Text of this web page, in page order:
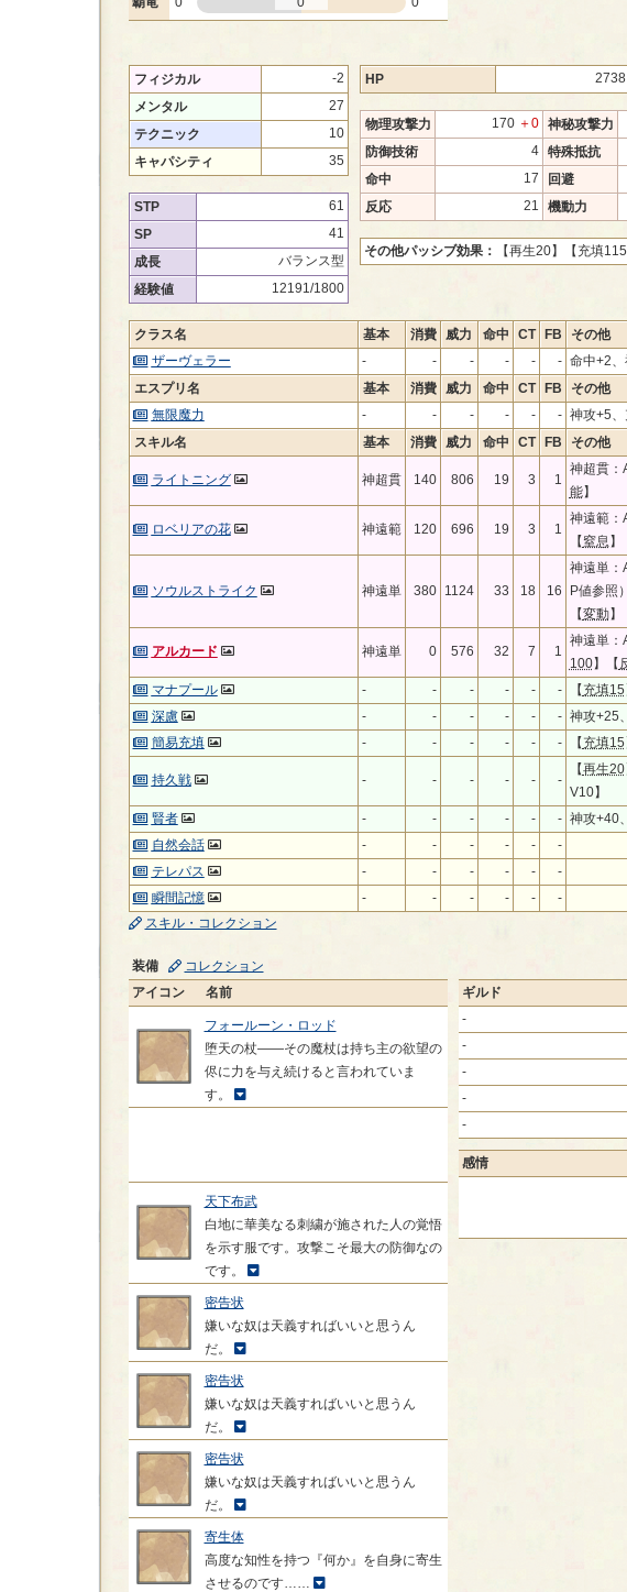
フィジカル
-2
メンタル
27
テクニック
10
キャパシティ
35
STP
61
SP
41
成長
バランス型
経験値
12191/1800
HP 2738
物理攻撃力 170 ＋0 神秘攻撃力
防御技術
4 特殊抵抗
命中
17 回避
反応
21 機動力
その他パッシブ効果： 【再生20】 【充填115
クラス名 基本 消費 威力 命中 CT FB
その他
ザーヴェラー
- - - - - - 命中+2
エスプリ名
基本 消費 威力 命中 CT FB
その他
無限魔力
- - - - - - 神攻+5
スキル名
基本 消費 威力 命中 CT FB その他
ライトニング 神超貫 140 806 19 3 1
神超貫：
能】
ロベリアの花 神遠範 120 696 19 3 1
神遠範：
【窒息 】
ソウルストライク 神遠単 380 1124 33 18 16
神遠単：
P値参照
【変動】
アルカード 神遠単 0 576 32 7 1
神遠単：
100】【
マナプール
- - - - - - 【 充填15
深慮
- - - - - - 神攻+25、
簡易充填
- - - - - - 【 充填15
持久戦 - - - - - -
【再生20
V10】
賢者
- - - - - - 神攻+40、
自然会話
- - - - -
-
テレパス
- - - - -
-
瞬間記憶
- - - - -
-
スキル・コレクション
装備
コレクション
アイコン
名前
フォールーン・ロッド
堕天の杖――その魔杖は持ち主の欲望の
侭に力を与え続けると言われていま
す。
天下布武
白地に華美なる刺繍が施された人の覚悟
を示す服です。攻撃こそ最大の防御なの
です。
密告状
嫌いな奴は天義すればいいと思うん
だ。
密告状
嫌いな奴は天義すればいいと思うん
だ。
密告状
嫌いな奴は天義すればいいと思うん
だ。
寄生体
高度な知性を持つ『何か』を自身に寄生
させるのです……
ギルド
-
-
-
-
-
感情